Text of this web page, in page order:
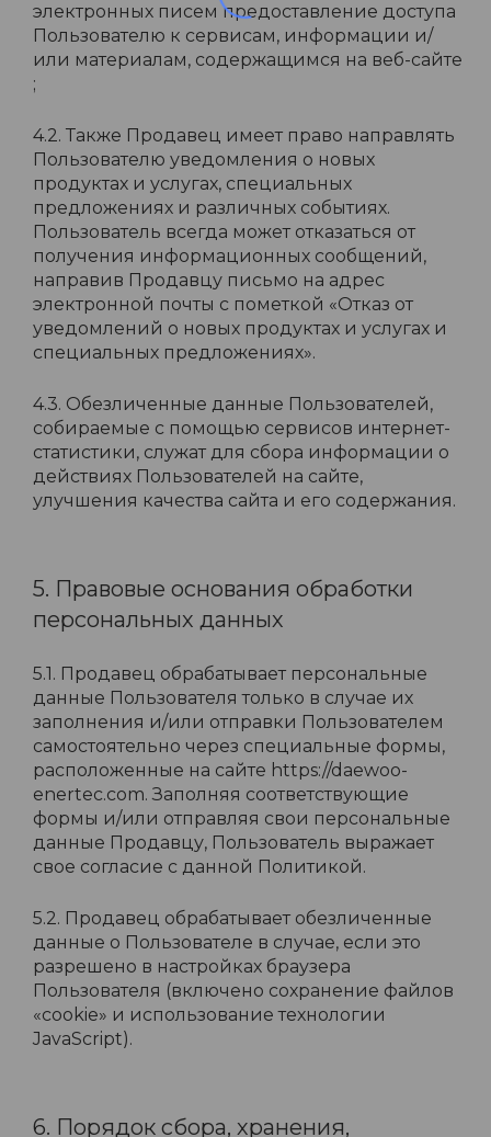
электронных писем предоставление доступа
Пользователю к сервисам, информации и/
или материалам, содержащимся на веб-сайте
;
4.2. Также Продавец имеет право направлять
Пользователю уведомления о новых
продуктах и услугах, специальных
предложениях и различных событиях.
Пользователь всегда может отказаться от
получения информационных сообщений,
направив Продавцу письмо на адрес
электронной почты с пометкой «Отказ от
уведомлений о новых продуктах и услугах и
специальных предложениях».
4.3. Обезличенные данные Пользователей,
собираемые с помощью сервисов интернет-
статистики, служат для сбора информации о
действиях Пользователей на сайте,
улучшения качества сайта и его содержания.
5. Правовые основания обработки
персональных данных
5.1. Продавец обрабатывает персональные
данные Пользователя только в случае их
заполнения и/или отправки Пользователем
самостоятельно через специальные формы,
расположенные на сайте https://daewoo-
enertec.com. Заполняя соответствующие
формы и/или отправляя свои персональные
данные Продавцу, Пользователь выражает
свое согласие с данной Политикой.
5.2. Продавец обрабатывает обезличенные
данные о Пользователе в случае, если это
разрешено в настройках браузера
Пользователя (включено сохранение файлов
«cookie» и использование технологии
JavaScript).
6. Порядок сбора, хранения,